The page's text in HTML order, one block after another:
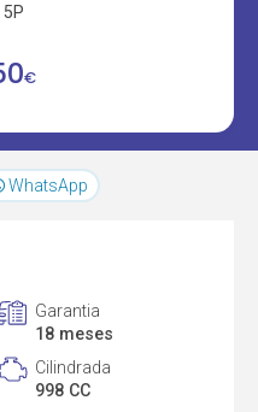
5P
€
WhatsApp
Garantia
18 meses
Cilindrada
998 CC